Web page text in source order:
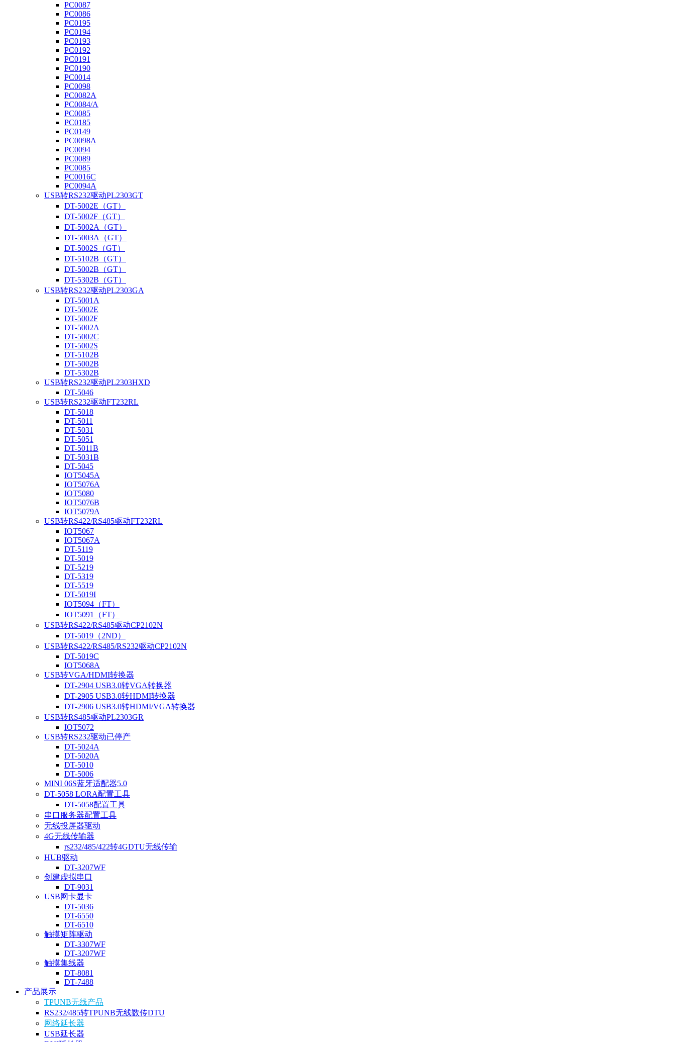
PC0087
PC0086
PC0195
PC0194
PC0193
PC0192
PC0191
PC0190
PC0014
PC0098
PC0082A
PC0084/A
PC0085
PC0185
PC0149
PC0098A
PC0094
PC0089
PC0085
PC0016C
PC0094A
USB转RS232驱动PL2303GT
DT-5002E（GT）
DT-5002F（GT）
DT-5002A（GT）
DT-5003A（GT）
DT-5002S（GT）
DT-5102B（GT）
DT-5002B（GT）
DT-5302B（GT）
USB转RS232驱动PL2303GA
DT-5001A
DT-5002E
DT-5002F
DT-5002A
DT-5002C
DT-5002S
DT-5102B
DT-5002B
DT-5302B
USB转RS232驱动PL2303HXD
DT-5046
USB转RS232驱动FT232RL
DT-5018
DT-5011
DT-5031
DT-5051
DT-5011B
DT-5031B
DT-5045
IOT5045A
IOT5076A
IOT5080
IOT5076B
IOT5079A
USB转RS422/RS485驱动FT232RL
IOT5067
IOT5067A
DT-5119
DT-5019
DT-5219
DT-5319
DT-5519
DT-5019I
IOT5094（FT）
IOT5091（FT）
USB转RS422/RS485驱动CP2102N
DT-5019（2ND）
USB转RS422/RS485/RS232驱动CP2102N
DT-5019C
IOT5068A
USB转VGA/HDMI转换器
DT-2904 USB3.0转VGA转换器
DT-2905 USB3.0转HDMI转换器
DT-2906 USB3.0转HDMI/VGA转换器
USB转RS485驱动PL2303GR
IOT5072
USB转RS232驱动已停产
DT-5024A
DT-5020A
DT-5010
DT-5006
MINI 06S蓝牙适配器5.0
DT-5058 LORA配置工具
DT-5058配置工具
串口服务器配置工具
无线投屏器驱动
4G无线传输器
rs232/485/422转4GDTU无线传输
HUB驱动
DT-3207WF
创建虚拟串口
DT-9031
USB网卡显卡
DT-5036
DT-6550
DT-6510
触摸矩阵驱动
DT-3307WF
DT-3207WF
触摸集线器
DT-8081
DT-7488
产品展示
TPUNB无线产品
RS232/485转TPUNB无线数传DTU
网络延长器
USB延长器